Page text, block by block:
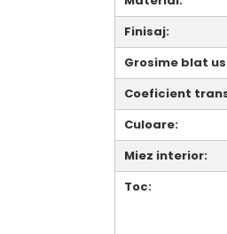
Finisaj:
Grosime blat
Coeficient
Culoare:
Miez interior:
Toc: